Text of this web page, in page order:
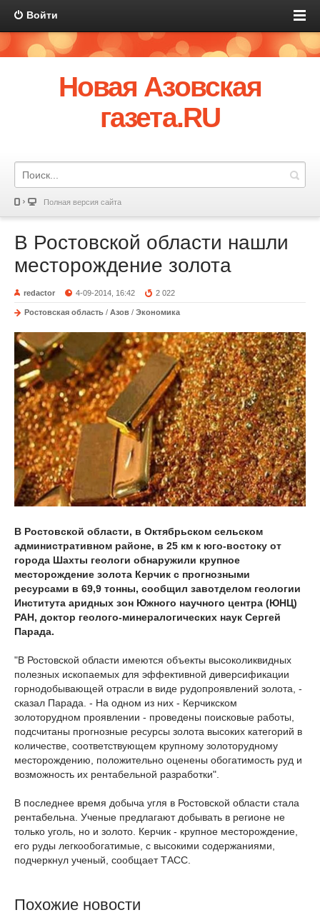
Войти
Новая Азовская
газета.RU
Полная версия сайта
В Ростовской области нашли
месторождение золота
redactor 4-09-2014, 16:42 2 022
Ростовская область / Азов / Экономика
В Ростовской области, в Октябрьском сельском
административном районе, в 25 км к юго-востоку от
города Шахты геологи обнаружили крупное
месторождение золота Керчик с прогнозными
ресурсами в 69,9 тонны, сообщил завотделом геологии
Института аридных зон Южного научного центра (ЮНЦ)
РАН, доктор геолого-минералогических наук Сергей
Парада.
"В Ростовской области имеются объекты высоколиквидных
полезных ископаемых для эффективной диверсификации
горнодобывающей отрасли в виде рудопроявлений золота, -
сказал Парада. - На одном из них - Керчикском
золоторудном проявлении - проведены поисковые работы,
подсчитаны прогнозные ресурсы золота высоких категорий в
количестве, соответствующем крупному золоторудному
месторождению, положительно оценены обогатимость руд и
возможность их рентабельной разработки".
В последнее время добыча угля в Ростовской области стала
рентабельна. Ученые предлагают добывать в регионе не
только уголь, но и золото. Керчик - крупное месторождение,
его руды легкообогатимые, с высокими содержаниями,
подчеркнул ученый, сообщает ТАСС.
Похожие новости